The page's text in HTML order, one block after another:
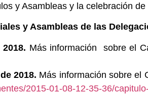
y Asambleas y la celebración de
y Asambleas de las
Más información sobre el
2018. Más información sobre el
2015-01-08-12-35-36/